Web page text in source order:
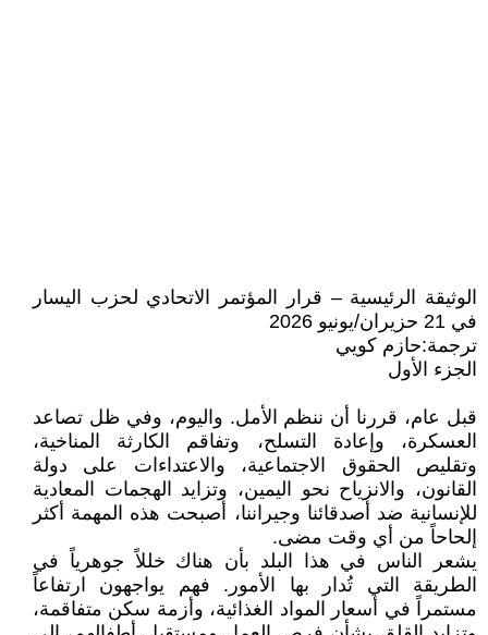
الوثيقة الرئيسية – قرار المؤتمر الاتحادي لحزب اليسار
في 21 حزيران/يونيو 2026
ترجمة:حازم كويي
الجزء الأول
قبل عام، قررنا أن ننظم الأمل. واليوم، وفي ظل تصاعد
العسكرة، وإعادة التسلح، وتفاقم الكارثة المناخية،
وتقليص الحقوق الاجتماعية، والاعتداءات على دولة
القانون، والانزياح نحو اليمين، وتزايد الهجمات المعادية
للإنسانية ضد أصدقائنا وجيراننا، أصبحت هذه المهمة أكثر
إلحاحاً من أي وقت مضى.
يشعر الناس في هذا البلد بأن هناك خللاً جوهرياً في
الطريقة التي تُدار بها الأمور. فهم يواجهون ارتفاعاً
مستمراً في أسعار المواد الغذائية، وأزمة سكن متفاقمة،